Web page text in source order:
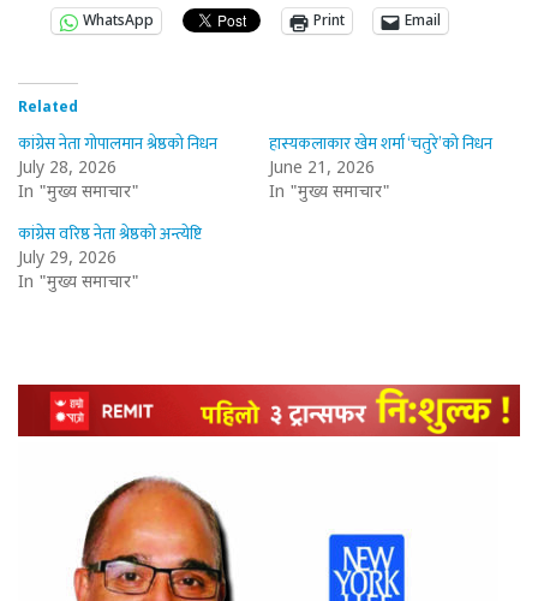
WhatsApp
Print Email
Related
कांग्रेस नेता गोपालमान श्रेष्ठको निधन
July 28, 2026
In "मुख्य समाचार"
हास्यकलाकार खेम शर्मा ‘चतुरे’को निधन
June 21, 2026
In "मुख्य समाचार"
कांग्रेस वरिष्ठ नेता श्रेष्ठको अन्त्येष्टि
July 29, 2026
In "मुख्य समाचार"